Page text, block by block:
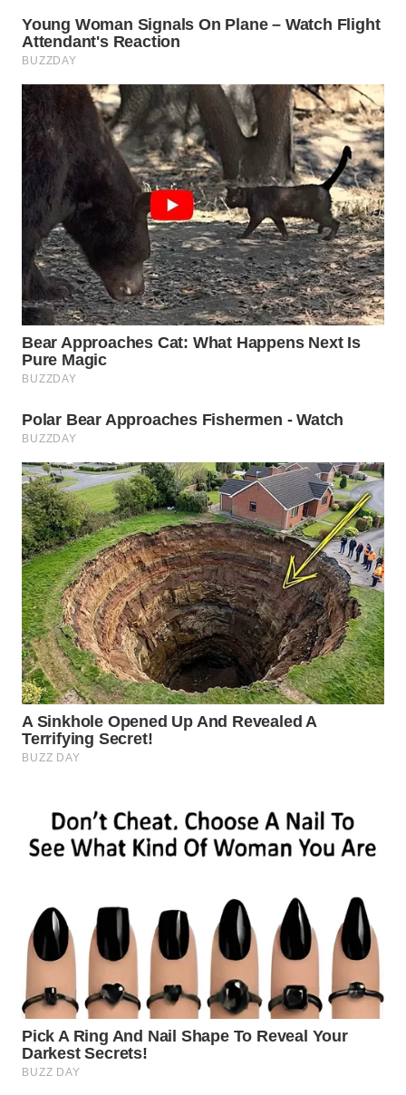
WN
PRIANGAN
TIMUR
WN
SEMARANG
WN
SOLO
WN
BOROBUDUR
WN
MADURA
WN
NATUNA
WN
BINTAN
WN
MANDALIKA
WN
LIKUPANG
WN
LABUANBAJO
Wahana
WAHANA
NEWS
WAHANA
TANI
WAHANA
ADVOKAT